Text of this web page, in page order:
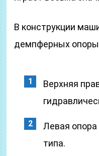
В конструкции
демпферных
Верхняя
Левая опора
типа.